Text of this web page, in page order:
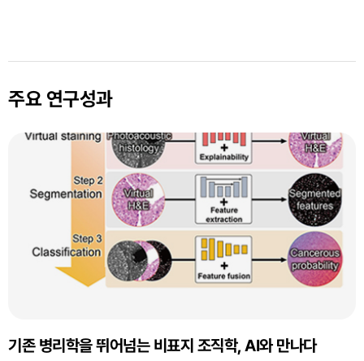
주요 연구성과
기존 병리학을 뛰어넘는 비표지 조직학, AI와 만나다